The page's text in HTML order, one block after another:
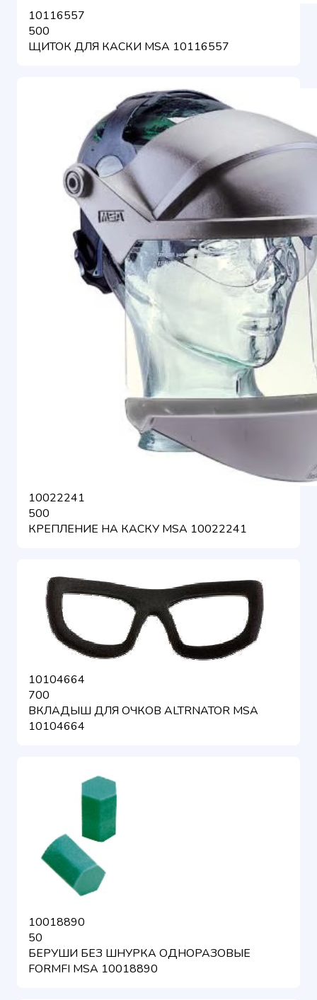
10116557
500
ЩИТОК ДЛЯ КАСКИ MSA 10116557
10022241
500
КРЕПЛЕНИЕ НА КАСКУ MSA 10022241
10104664
700
ВКЛАДЫШ ДЛЯ ОЧКОВ ALTRNATOR MSA
10104664
10018890
50
БЕРУШИ БЕЗ ШНУРКА ОДНОРАЗОВЫЕ
FORMFI MSA 10018890